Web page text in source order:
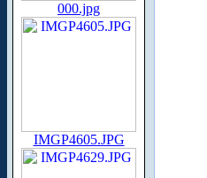
000.jpg
IMGP4605.JPG